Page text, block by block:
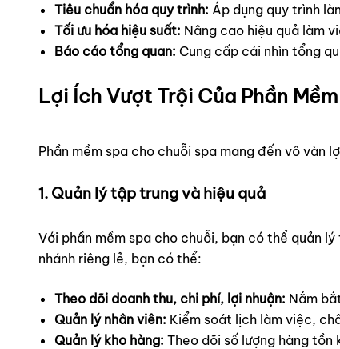
Tiêu chuẩn hóa quy trình: Áp dụng quy trình
Tối ưu hóa hiệu suất: Nâng cao hiệu quả làm
Báo cáo tổng quan: Cung cấp cái nhìn tổng
Lợi Ích Vượt Trội Của Phần
Phần mềm spa cho chuỗi spa mang đến vô vàn
1. Quản lý tập trung và hiệu quả
Với phần mềm spa cho chuỗi, bạn có thể quản
nhánh riêng lẻ, bạn có thể:
Theo dõi doanh thu, chi phí, lợi nhuận: Nắm
Quản lý nhân viên: Kiểm soát lịch làm việc,
Quản lý kho hàng: Theo dõi số lượng hàng tồn